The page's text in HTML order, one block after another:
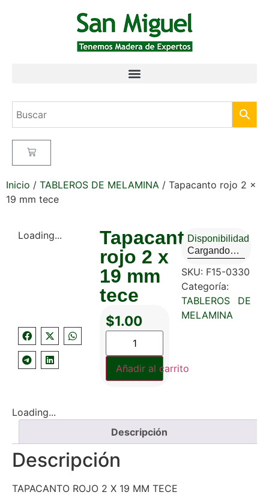
Inicio / TABLEROS DE MELAMINA / Tapacanto rojo 2 x
19 mm tece
Loading...
Tapacanto
rojo 2 x
19 mm
tece
$1.00
Añadir al carrito
Disponibilidad
Cargando…
SKU: F15-0330
Categoría:
TABLEROS DE
MELAMINA
Loading...
Descripción
Descripción
TAPACANTO ROJO 2 X 19 MM TECE